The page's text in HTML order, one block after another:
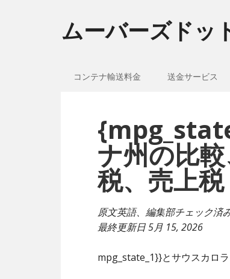
ムーバーズドッ
コンテナ輸送料金 送金サービス
ナ州の比
税、売上税
原文英語、編集部チェック済
最終更新日5月 15, 2026
mpg_state_1}}とサウスカロ